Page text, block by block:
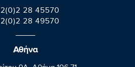
28 45570
28 49570
Αθήνα